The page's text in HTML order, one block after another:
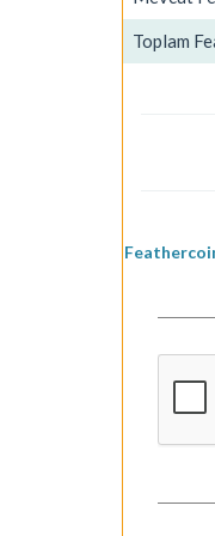
Toplam